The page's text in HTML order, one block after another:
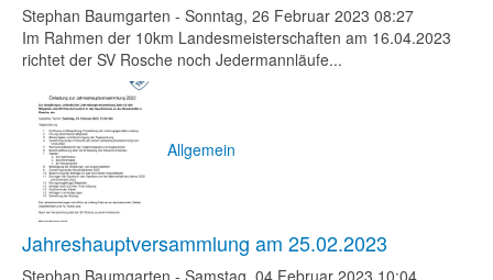
Stephan Baumgarten - Sonntag, 26 Februar 2023 08:27
Im Rahmen der 10km Landesmeisterschaften am 16.04.2023
richtet der SV Rosche noch Jedermannläufe...
Allgemein
Jahreshauptversammlung am 25.02.2023
Stephan Baumgarten - Samstag, 04 Februar 2023 10:04